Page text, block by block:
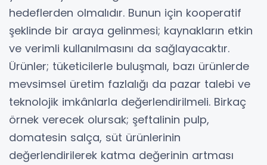
hedeflerden olmalıdır. Bunun için kooperatif
şeklinde bir araya gelinmesi; kaynakların etkin
ve verimli kullanılmasını da sağlayacaktır.
Ürünler; tüketicilerle buluşmalı, bazı ürünlerde
mevsimsel üretim fazlalığı da pazar talebi ve
teknolojik imkânlarla değerlendirilmeli. Birkaç
örnek verecek olursak; şeftalinin pulp,
domatesin salça, süt ürünlerinin
değerlendirilerek katma değerinin artması